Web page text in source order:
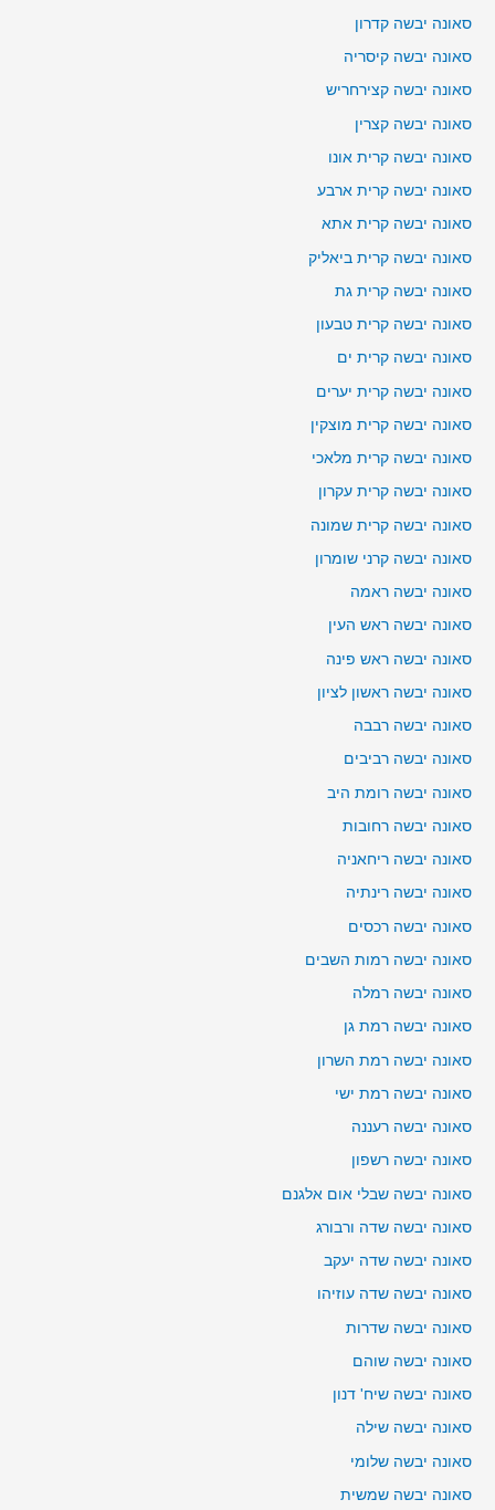
סאונה יבשה קדרון
סאונה יבשה קיסריה
סאונה יבשה קצירחריש
סאונה יבשה קצרין
סאונה יבשה קרית אונו
סאונה יבשה קרית ארבע
סאונה יבשה קרית אתא
סאונה יבשה קרית ביאליק
סאונה יבשה קרית גת
סאונה יבשה קרית טבעון
סאונה יבשה קרית ים
סאונה יבשה קרית יערים
סאונה יבשה קרית מוצקין
סאונה יבשה קרית מלאכי
סאונה יבשה קרית עקרון
סאונה יבשה קרית שמונה
סאונה יבשה קרני שומרון
סאונה יבשה ראמה
סאונה יבשה ראש העין
סאונה יבשה ראש פינה
סאונה יבשה ראשון לציון
סאונה יבשה רבבה
סאונה יבשה רביבים
סאונה יבשה רומת היב
סאונה יבשה רחובות
סאונה יבשה ריחאניה
סאונה יבשה רינתיה
סאונה יבשה רכסים
סאונה יבשה רמות השבים
סאונה יבשה רמלה
סאונה יבשה רמת גן
סאונה יבשה רמת השרון
סאונה יבשה רמת ישי
סאונה יבשה רעננה
סאונה יבשה רשפון
סאונה יבשה שבלי אום אלגנם
סאונה יבשה שדה ורבורג
סאונה יבשה שדה יעקב
סאונה יבשה שדה עוזיהו
סאונה יבשה שדרות
סאונה יבשה שוהם
סאונה יבשה שיח' דנון
סאונה יבשה שילה
סאונה יבשה שלומי
סאונה יבשה שמשית